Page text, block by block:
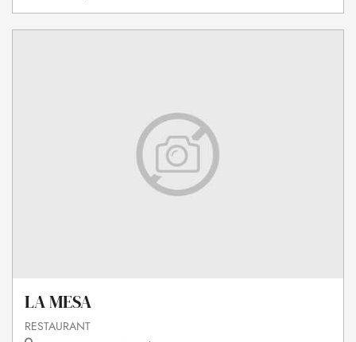
LA MESA
RESTAURANT